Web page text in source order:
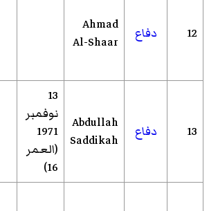
12 دفاع
Ahmad
Al-Shaar
13 دفاع
Abdullah
Saddikah
13
نوفمبر
1971
(العمر
16)